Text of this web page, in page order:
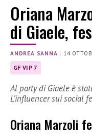
Oriana
di Giaele,
ANDREA SANNA | 14
GF VIP 7
Al party di Giaele è
L’influencer sui social
Oriana Marzoli